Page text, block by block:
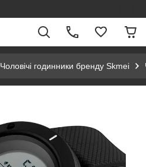
Чоловічі годинники бренду Skmei